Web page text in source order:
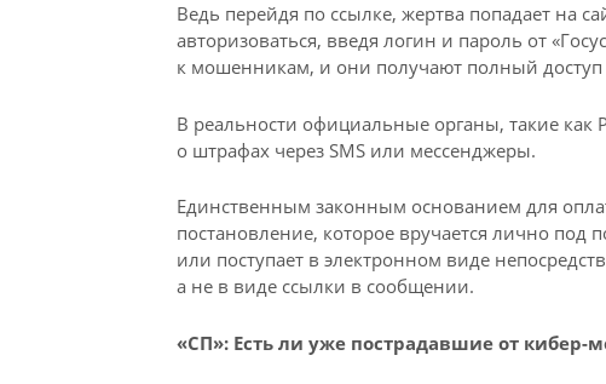
Ведь перейдя по ссылке, жертва попадает на
авторизоваться, введя логин и пароль от
к мошенникам, и они получают полный доступ
В реальности официальные органы, такие как
о штрафах через SMS или мессенджеры.
Единственным законным основанием для
постановление, которое вручается лично под
или поступает в электронном виде
а не в виде ссылки в сообщении.
«СП»: Есть ли уже пострадавшие от